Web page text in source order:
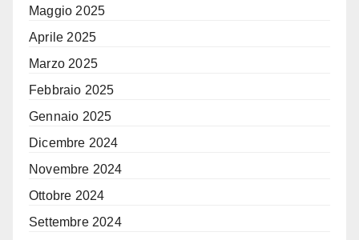
Maggio 2025
Aprile 2025
Marzo 2025
Febbraio 2025
Gennaio 2025
Dicembre 2024
Novembre 2024
Ottobre 2024
Settembre 2024